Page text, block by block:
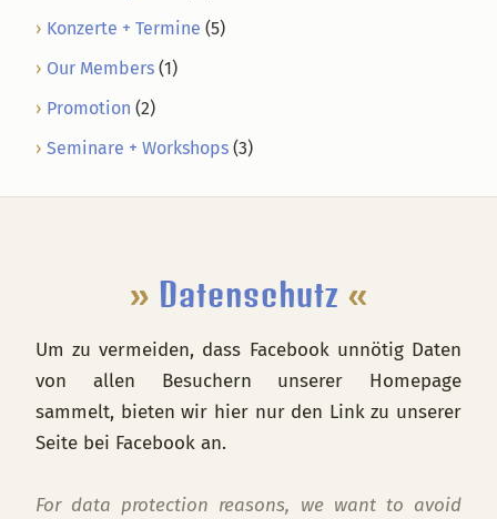
Konzerte + Termine (5)
Our Members (1)
Promotion (2)
Seminare + Workshops (3)
» Datenschutz «
Um zu vermeiden, dass Facebook unnötig Daten
von allen Besuchern unserer Homepage
sammelt, bieten wir hier nur den Link zu unserer
Seite bei Facebook an.
For data protection reasons, we want to avoid